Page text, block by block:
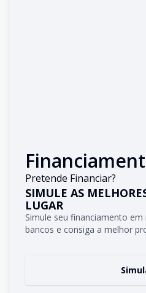
Pretende Financiar?
SIMULE AS
LUGAR
Simule seu financiamento
bancos e consiga a melhor